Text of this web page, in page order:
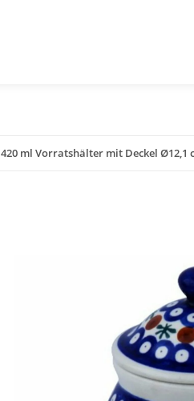
420 ml Vorratshälter mit Deckel Ø12,1